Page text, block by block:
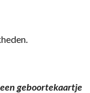
geboortekaartje